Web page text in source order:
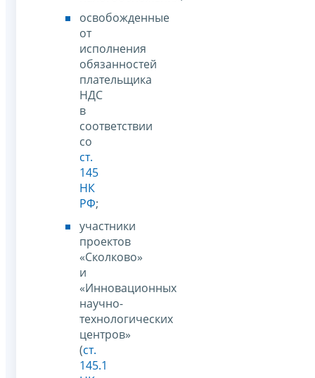
освобожденные
от
исполнения
обязанностей
плательщика
НДС
в
соответствии
со
ст.
145
НК
РФ;
участники
проектов
«Сколково»
и
«Инновационных
научно-
технологических
центров»
(ст.
145.1